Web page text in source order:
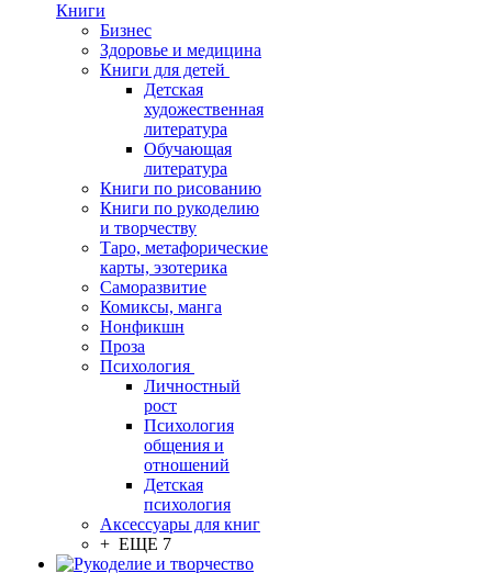
Книги
Бизнес
Здоровье и медицина
Книги для детей
Детская
художественная
литература
Обучающая
литература
Книги по рисованию
Книги по рукоделию
и творчеству
Таро, метафорические
карты, эзотерика
Саморазвитие
Комиксы, манга
Нонфикшн
Проза
Психология
Личностный
рост
Психология
общения и
отношений
Детская
психология
Аксессуары для книг
+ ЕЩЕ 7